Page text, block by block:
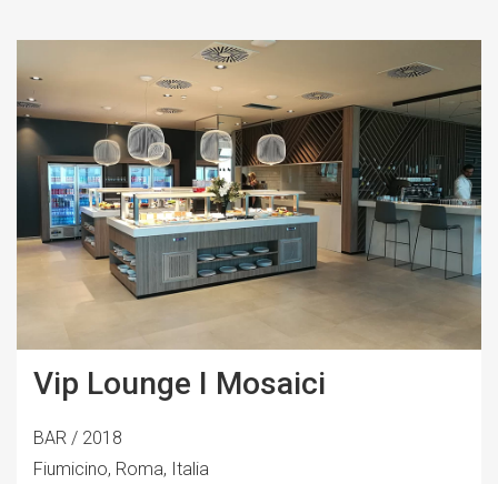
Vip Lounge I Mosaici
BAR / 2018
Fiumicino, Roma, Italia